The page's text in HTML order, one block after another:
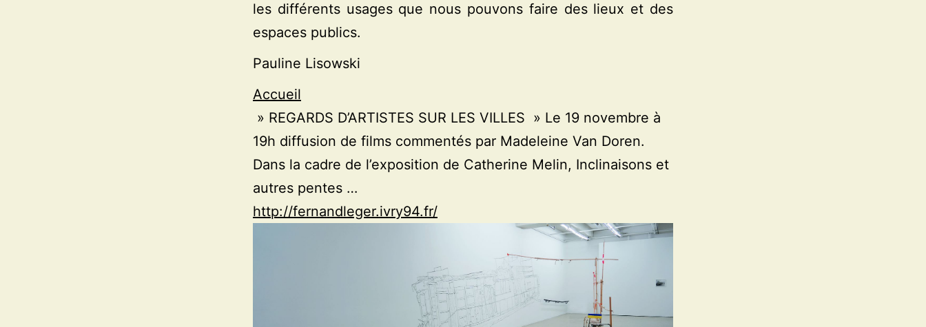
les différents usages que nous pouvons faire des lieux et des
espaces publics.
Pauline Lisowski
Accueil
» REGARDS D’ARTISTES SUR LES VILLES » Le 19 novembre à
19h diffusion de films commentés par Madeleine Van Doren.
Dans la cadre de l’exposition de Catherine Melin, Inclinaisons et
autres pentes …
http://fernandleger.ivry94.fr/